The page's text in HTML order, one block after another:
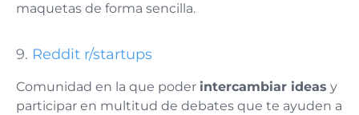
maquetas de forma sencilla.
9. Reddit r/startups
Comunidad en la que poder intercambiar ideas y
participar en multitud de debates que te ayuden a